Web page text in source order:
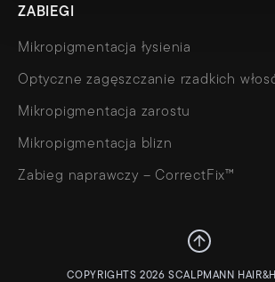
ZABIEGI
Mikropigmentacja łysienia
Optyczne zagęszczanie rzadkich
Mikropigmentacja zarostu
Mikropigmentacja blizn
Zabieg naprawczy – CorrectFix™
COPYRIGHTS 2026 SCALPMANN